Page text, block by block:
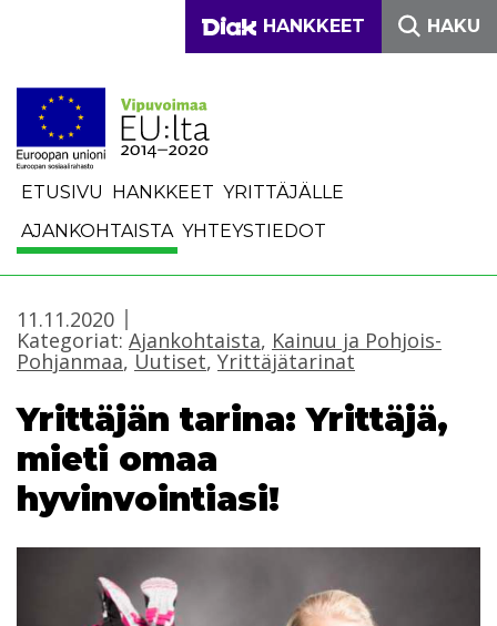
DIAKONIA-
HANKKEET HAKU
ETUSIVU HANKKEET YRITTÄJÄLLE
AJANKOHTAISTA YHTEYSTIEDOT
11.11.2020
Kategoriat: Ajankohtaista, Kainuu ja Pohjois-
Pohjanmaa, Uutiset, Yrittäjätarinat
Yrittäjän tarina: Yrittäjä,
mieti omaa
hyvinvointiasi!